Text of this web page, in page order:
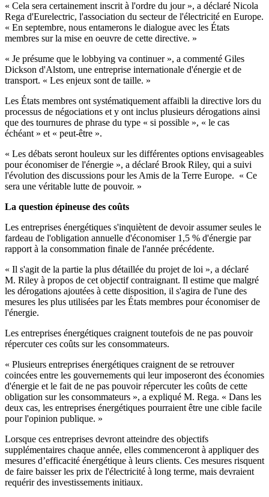
« Cela sera certainement inscrit à l'ordre du jour », a déclaré Nicola
Rega d'Eurelectric, l'association du secteur de l'électricité en Europe.
« En septembre, nous entamerons le dialogue avec les États
membres sur la mise en oeuvre de cette directive. »
« Je présume que le lobbying va continuer », a commenté Giles
Dickson d'Alstom, une entreprise internationale d'énergie et de
transport. « Les enjeux sont de taille. »
Les États membres ont systématiquement affaibli la directive lors du
processus de négociations et y ont inclus plusieurs dérogations ainsi
que des tournures de phrase du type « si possible », « le cas
échéant » et « peut-être ».
« Les débats seront houleux sur les différentes options envisageables
pour économiser de l'énergie », a déclaré Brook Riley, qui a suivi
l'évolution des discussions pour les Amis de la Terre Europe. « Ce
sera une véritable lutte de pouvoir. »
La question épineuse des coûts
Les entreprises énergétiques s'inquiètent de devoir assumer seules le
fardeau de l'obligation annuelle d'économiser 1,5 % d'énergie par
rapport à la consommation finale de l'année précédente.
« Il s'agit de la partie la plus détaillée du projet de loi », a déclaré
M. Riley à propos de cet objectif contraignant. Il estime que malgré
les dérogations ajoutées à cette disposition, il s'agira de l'une des
mesures les plus utilisées par les États membres pour économiser de
l'énergie.
Les entreprises énergétiques craignent toutefois de ne pas pouvoir
répercuter ces coûts sur les consommateurs.
« Plusieurs entreprises énergétiques craignent de se retrouver
coincées entre les gouvernements qui leur imposeront des économies
d'énergie et le fait de ne pas pouvoir répercuter les coûts de cette
obligation sur les consommateurs », a expliqué M. Rega. « Dans les
deux cas, les entreprises énergétiques pourraient être une cible facile
pour l'opinion publique. »
Lorsque ces entreprises devront atteindre des objectifs
supplémentaires chaque année, elles commenceront à appliquer des
mesures d’efficacité énergétique à leurs clients. Ces mesures risquent
de faire baisser les prix de l'électricité à long terme, mais devraient
requérir des investissements initiaux.